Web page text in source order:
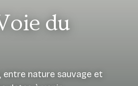
du
entre nature sauvage et